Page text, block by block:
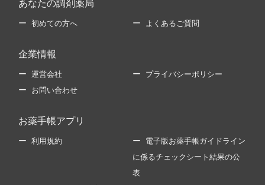
あなたの調剤薬局
初めての方へ よくあるご質問
企業情報
運営会社 プライバシーポリシー
お問い合わせ
お薬手帳アプリ
利用規約 電子版お薬手帳ガイドライン
に係るチェックシート結果の公
表